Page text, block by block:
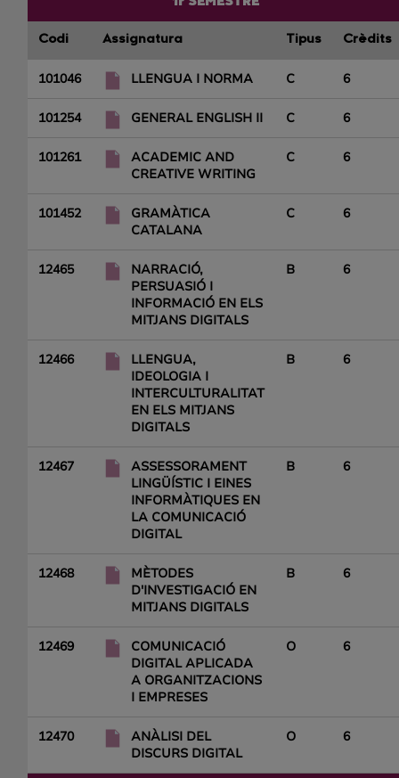
Codi Assignatura Tipus Crèdits
101046 LLENGUA I NORMA C 6
101254 GENERAL ENGLISH II C 6
101261
ACADEMIC AND
CREATIVE WRITING
C 6
101452
GRAMÀTICA
CATALANA
C 6
12465
NARRACIÓ,
PERSUASIÓ I
INFORMACIÓ EN ELS
MITJANS DIGITALS
B 6
12466
LLENGUA,
IDEOLOGIA I
INTERCULTURALITAT
EN ELS MITJANS
DIGITALS
B 6
12467
ASSESSORAMENT
LINGÜÍSTIC I EINES
INFORMÀTIQUES EN
LA COMUNICACIÓ
DIGITAL
B 6
12468
MÈTODES
D'INVESTIGACIÓ EN
MITJANS DIGITALS
B 6
12469
COMUNICACIÓ
DIGITAL APLICADA
A ORGANITZACIONS
I EMPRESES
O 6
12470
ANÀLISI DEL
DISCURS DIGITAL
O 6